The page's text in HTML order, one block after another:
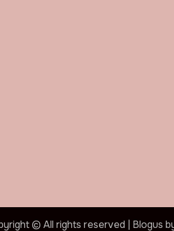
© All rights reserved Blogus